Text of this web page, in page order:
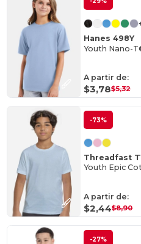
Hanes 498Y
Youth Nano-
A partir de:
$3,78$5,32
-73%
Threadfast
Youth Epic
A partir de:
$2,44$8,90
-27%